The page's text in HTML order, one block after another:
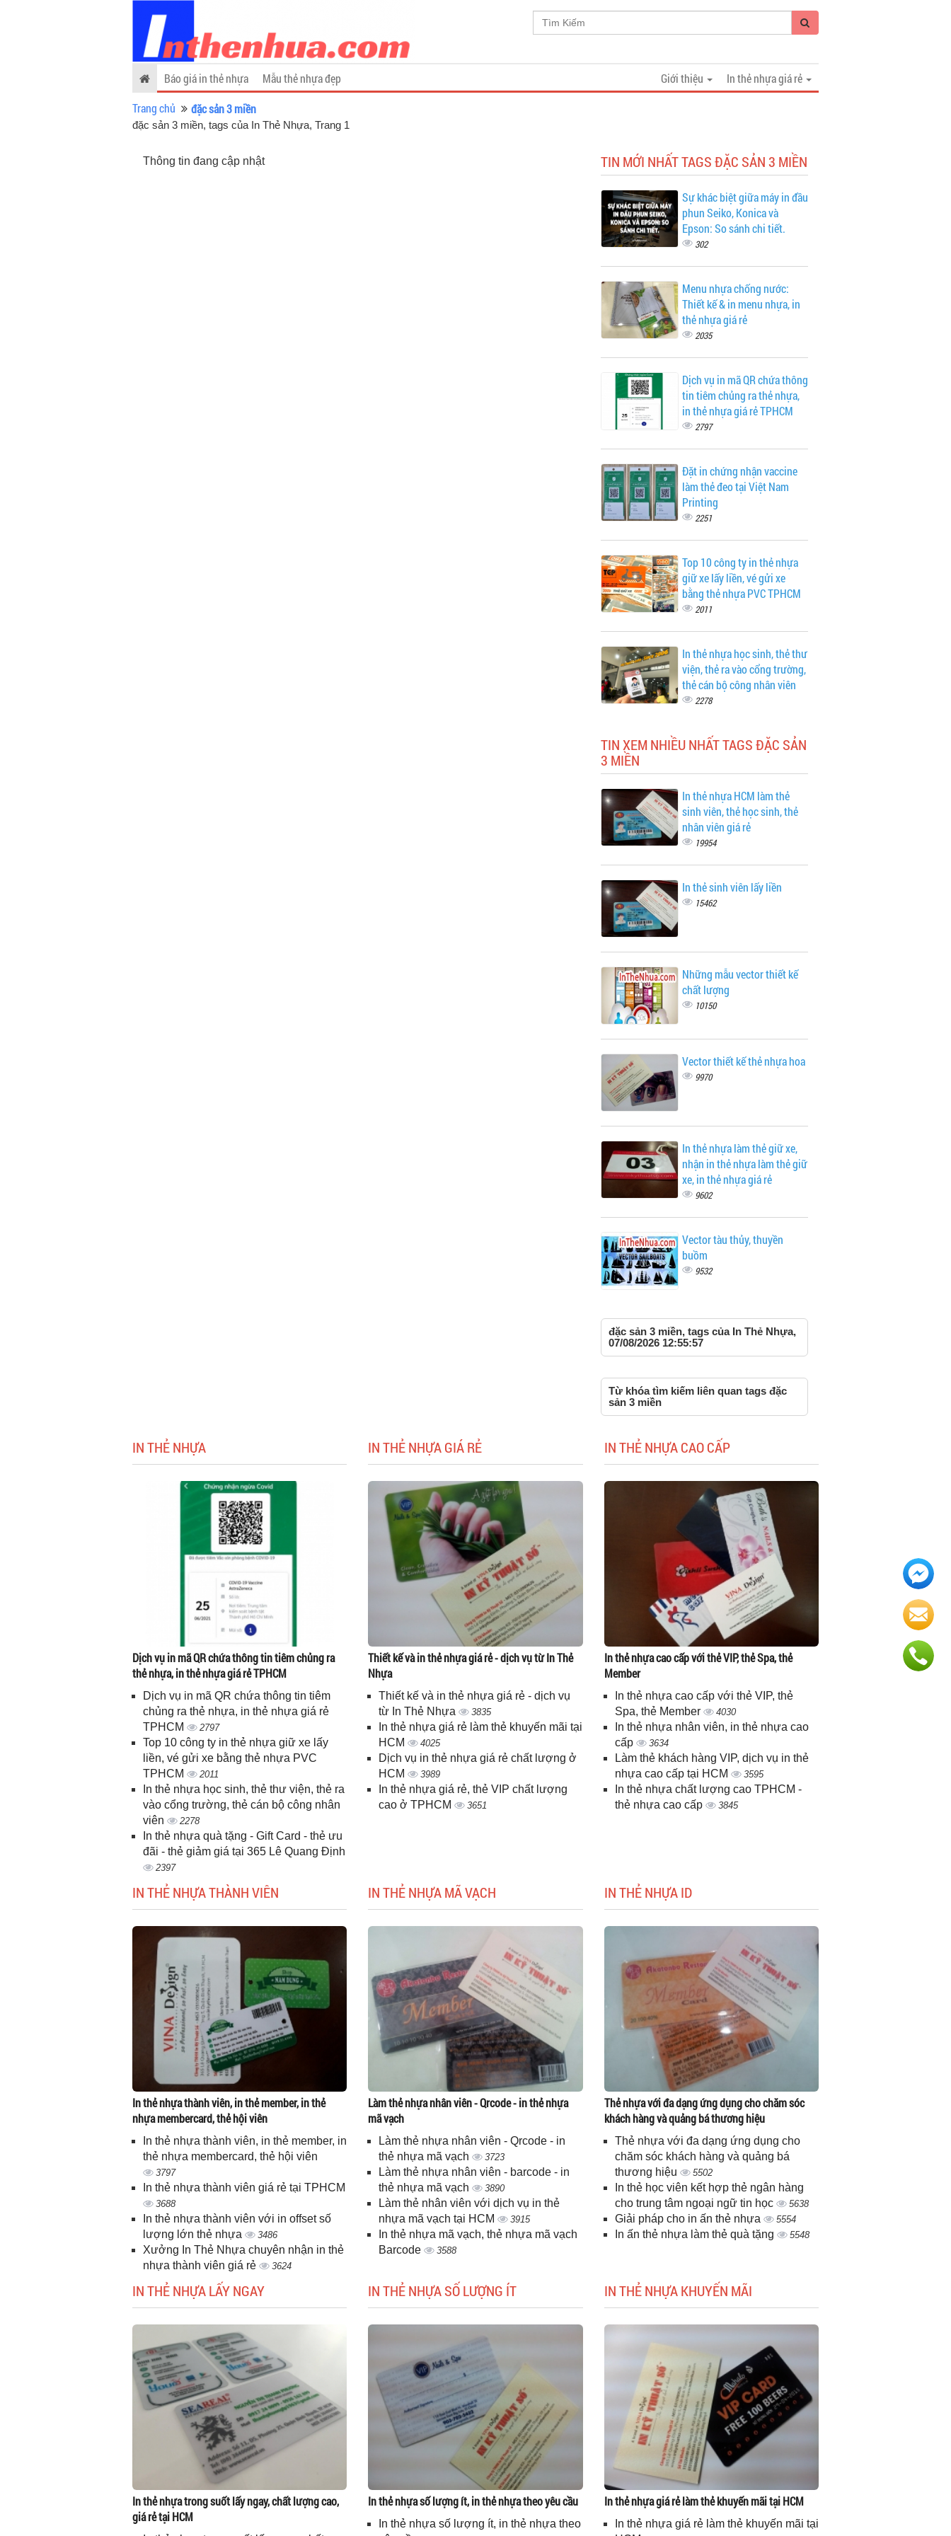
In thẻ nhựa giá rẻ
Báo giá in thẻ nhựa Mẫu thẻ nhựa đẹp
Giới thiệu
Trang chủ
đặc sản 3 miền
đặc sản 3 miền, tags của In Thẻ Nhựa, Trang 1
Thông tin đang cập nhật TIN MỚI NHẤT TAGS ĐẶC SẢN 3 MIỀN
Sự khác biệt giữa máy in đầu
phun Seiko, Konica và
Epson: So sánh chi tiết.
302
Menu nhựa chống nước:
Thiết kế & in menu nhựa, in
thẻ nhựa giá rẻ
2035
Dịch vụ in mã QR chứa thông
tin tiêm chủng ra thẻ nhựa,
in thẻ nhựa giá rẻ TPHCM
2797
Đặt in chứng nhận vaccine
làm thẻ đeo tại Việt Nam
Printing
2251
Top 10 công ty in thẻ nhựa
giữ xe lấy liền, vé gửi xe
bằng thẻ nhựa PVC TPHCM
2011
In thẻ nhựa học sinh, thẻ thư
viện, thẻ ra vào cổng trường,
thẻ cán bộ công nhân viên
2278
TIN XEM NHIỀU NHẤT TAGS ĐẶC SẢN
3 MIỀN
In thẻ nhựa HCM làm thẻ
sinh viên, thẻ học sinh, thẻ
nhân viên giá rẻ
19954
In thẻ sinh viên lấy liền
15462
Những mẫu vector thiết kế
chất lượng
10150
Vector thiết kế thẻ nhựa hoa
9970
In thẻ nhựa làm thẻ giữ xe,
nhận in thẻ nhựa làm thẻ giữ
xe, in thẻ nhựa giá rẻ
9602
Vector tàu thủy, thuyền
buồm
9532
đặc sản 3 miền, tags của In Thẻ Nhựa,
07/08/2026 12:55:57
Từ khóa tìm kiếm liên quan tags đặc
sản 3 miền
IN THẺ NHỰA
Dịch vụ in mã QR chứa thông tin tiêm chủng ra
thẻ nhựa, in thẻ nhựa giá rẻ TPHCM
Dịch vụ in mã QR chứa thông tin tiêm
chủng ra thẻ nhựa, in thẻ nhựa giá rẻ
TPHCM
2797
Top 10 công ty in thẻ nhựa giữ xe lấy
liền, vé gửi xe bằng thẻ nhựa PVC
TPHCM
2011
In thẻ nhựa học sinh, thẻ thư viện, thẻ ra
vào cổng trường, thẻ cán bộ công nhân
viên
2278
In thẻ nhựa quà tặng - Gift Card - thẻ ưu
đãi - thẻ giảm giá tại 365 Lê Quang Định
2397
IN THẺ NHỰA GIÁ RẺ
Thiết kế và in thẻ nhựa giá rẻ - dịch vụ từ In Thẻ
Nhựa
Thiết kế và in thẻ nhựa giá rẻ - dịch vụ
từ In Thẻ Nhựa
3835
In thẻ nhựa giá rẻ làm thẻ khuyến mãi tại
HCM
4025
Dịch vụ in thẻ nhựa giá rẻ chất lượng ở
HCM
3989
In thẻ nhựa giá rẻ, thẻ VIP chất lượng
cao ở TPHCM
3651
IN THẺ NHỰA CAO CẤP
In thẻ nhựa cao cấp với thẻ VIP, thẻ Spa, thẻ
Member
In thẻ nhựa cao cấp với thẻ VIP, thẻ
Spa, thẻ Member
4030
In thẻ nhựa nhân viên, in thẻ nhựa cao
cấp
3634
Làm thẻ khách hàng VIP, dịch vụ in thẻ
nhựa cao cấp tại HCM
3595
In thẻ nhựa chất lượng cao TPHCM -
thẻ nhựa cao cấp
3845
IN THẺ NHỰA THÀNH VIÊN
In thẻ nhựa thành viên, in thẻ member, in thẻ
nhựa membercard, thẻ hội viên
In thẻ nhựa thành viên, in thẻ member, in
thẻ nhựa membercard, thẻ hội viên
3797
In thẻ nhựa thành viên giá rẻ tại TPHCM
3688
In thẻ nhựa thành viên với in offset số
lượng lớn thẻ nhựa
3486
Xưởng In Thẻ Nhựa chuyên nhận in thẻ
nhựa thành viên giá rẻ
3624
IN THẺ NHỰA MÃ VẠCH
Làm thẻ nhựa nhân viên - Qrcode - in thẻ nhựa
mã vạch
Làm thẻ nhựa nhân viên - Qrcode - in
thẻ nhựa mã vạch
3723
Làm thẻ nhựa nhân viên - barcode - in
thẻ nhựa mã vạch
3890
Làm thẻ nhân viên với dịch vụ in thẻ
nhựa mã vạch tại HCM
3915
In thẻ nhựa mã vạch, thẻ nhựa mã vạch
Barcode
3588
IN THẺ NHỰA ID
Thẻ nhựa với đa dạng ứng dụng cho chăm sóc
khách hàng và quảng bá thương hiệu
Thẻ nhựa với đa dạng ứng dụng cho
chăm sóc khách hàng và quảng bá
thương hiệu
5502
In thẻ học viên kết hợp thẻ ngân hàng
cho trung tâm ngoại ngữ tin học
5638
Giải pháp cho in ấn thẻ nhựa 5554
In ấn thẻ nhựa làm thẻ quà tặng 5548
IN THẺ NHỰA LẤY NGAY
In thẻ nhựa trong suốt lấy ngay, chất lượng cao,
giá rẻ tại HCM
IN THẺ NHỰA SỐ LƯỢNG ÍT
In thẻ nhựa số lượng ít, in thẻ nhựa theo yêu cầu
In thẻ nhựa số lượng ít, in thẻ nhựa theo
IN THẺ NHỰA KHUYẾN MÃI
In thẻ nhựa giá rẻ làm thẻ khuyến mãi tại HCM
In thẻ nhựa giá rẻ làm thẻ khuyến mãi tại